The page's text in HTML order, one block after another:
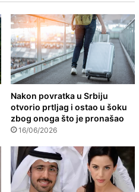
Nakon povratka u Srbiju
otvorio prtljag i ostao u šoku
zbog onoga što je pronašao
16/06/2026